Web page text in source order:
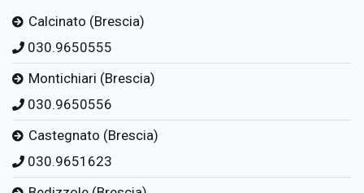
Calcinato (Brescia)
030.9650555
Montichiari (Brescia)
030.9650556
Castegnato (Brescia)
030.9651623